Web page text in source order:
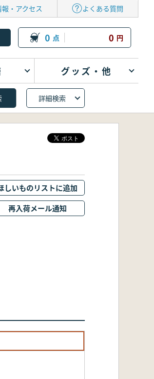
・アクセス よくある質問
0 点 0 円
グッズ・他
詳細検索
しいものリストに追加
再入荷メール通知